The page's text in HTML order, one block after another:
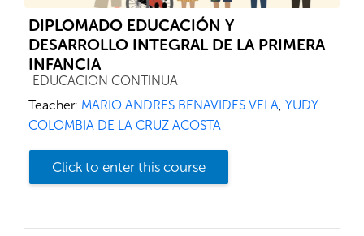
DIPLOMADO EDUCACIÓN Y
DESARROLLO INTEGRAL DE LA PRIMERA
INFANCIA
Course category
EDUCACION CONTINUA
Teacher: MARIO ANDRES BENAVIDES VELA, YUDY
COLOMBIA DE LA CRUZ ACOSTA
Click to enter this course